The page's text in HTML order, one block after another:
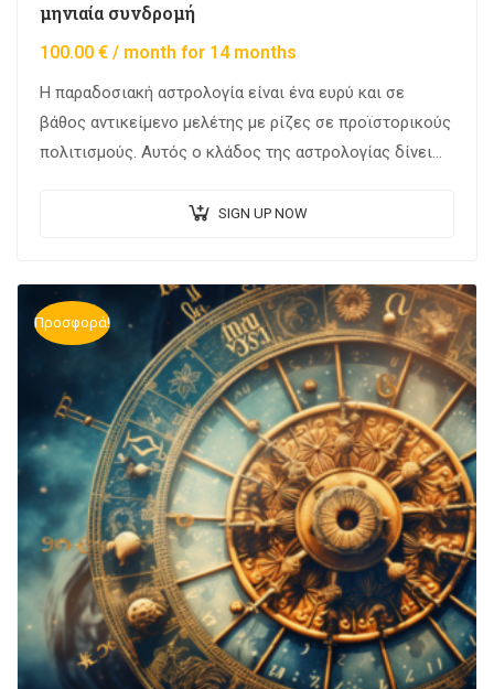
μηνιαία συνδρομή
100.00 € / month for 14 months
Η παραδοσιακή αστρολογία είναι ένα ευρύ και σε
βάθος αντικείμενο μελέτης με ρίζες σε προϊστορικούς
πολιτισμούς. Αυτός ο κλάδος της αστρολογίας δίνει
SIGN UP NOW
Προσφορά!